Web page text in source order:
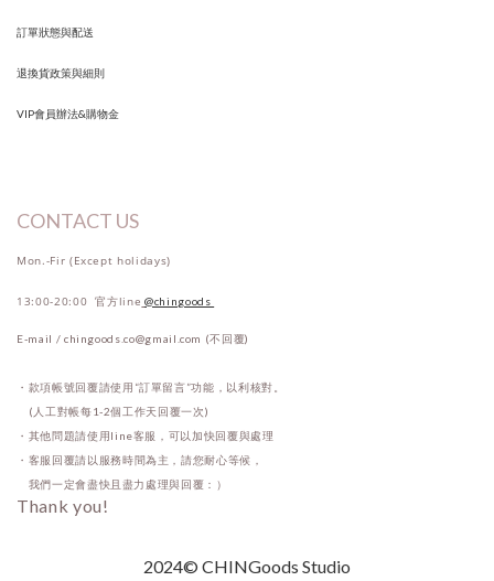
訂單狀態與配送
退換貨政策與細則
VIP會員辦法&購物金
CONTACT US
Mon.-Fir (Except holidays)
13:00-20:00 官方line @chingoods
E-mail / chingoods.co@gmail.com (不回覆)
・款項帳號回覆請使用“訂單留言”功能，以利核對。
(人工對帳每1-2個工作天回覆一次)
・其他問題請使用line客服，可以加快回覆與處理
・客服回覆請以服務時間為主，請您耐心等候，
我們一定會盡快且盡力處理與回覆：）
Thank you!
2024© CHINGoods Studio